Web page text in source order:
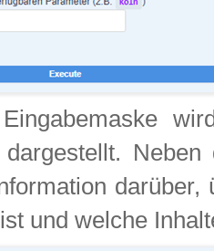
und welche